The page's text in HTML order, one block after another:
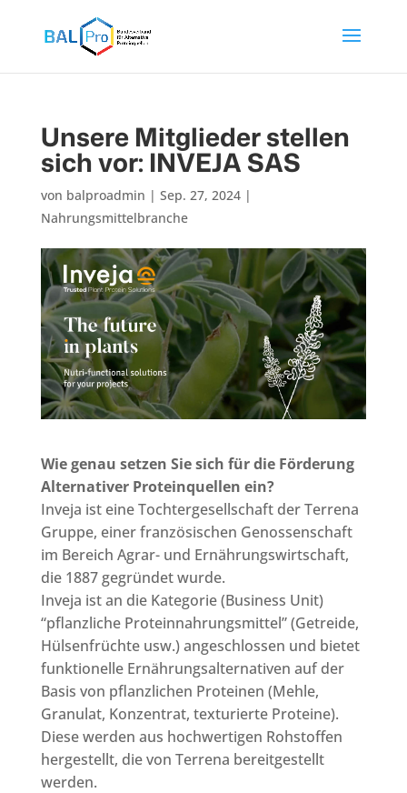
Unsere Mitglieder stellen
sich vor: INVEJA SAS
von balproadmin | Sep. 27, 2024|
Nahrungsmittelbranche
Wie genau setzen Sie sich für die Förderung
Alternativer Proteinquellen ein?
Inveja ist eine Tochtergesellschaft der Terrena
Gruppe, einer französischen Genossenschaft
im Bereich Agrar- und Ernährungswirtschaft,
die 1887 gegründet wurde.
Inveja ist an die Kategorie (Business Unit)
“pflanzliche Proteinnahrungsmittel” (Getreide,
Hülsenfrüchte usw.) angeschlossen und bietet
funktionelle Ernährungsalternativen auf der
Basis von pflanzlichen Proteinen (Mehle,
Granulat, Konzentrat, texturierte Proteine).
Diese werden aus hochwertigen Rohstoffen
hergestellt, die von Terrena bereitgestellt
werden.